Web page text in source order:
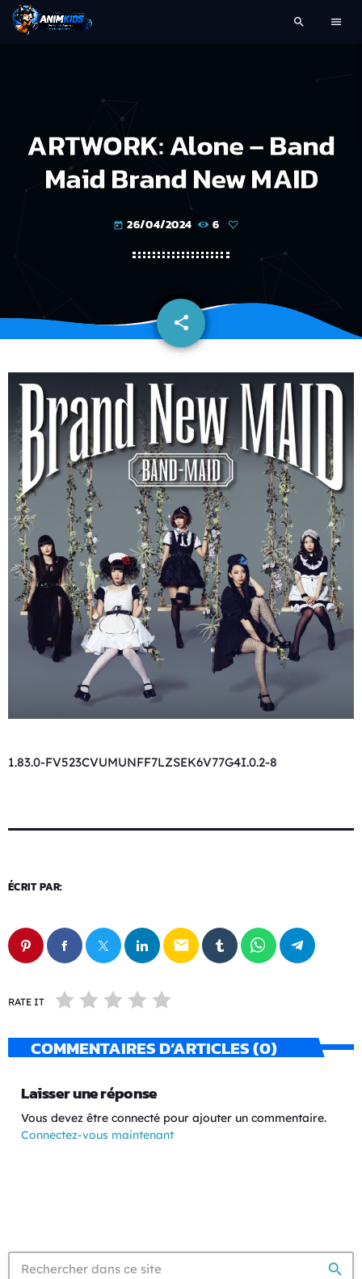
search menu
ARTWORK: Alone – Band
Maid Brand New MAID
today 26/04/2024 6
share
email
1.83.0-FV523CVUMUNFF7LZSEK6V77G4I.0.2-8
ÉCRIT PAR:
email
RATE IT
COMMENTAIRES D’ARTICLES (0)
Laisser une réponse
Vous devez être connecté pour ajouter un commentaire.
Connectez-vous maintenant
search